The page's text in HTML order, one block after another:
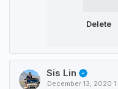
Delete
Sis Lin
December 13, 2020